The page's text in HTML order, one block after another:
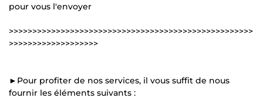
pour vous l'envoyer
>>>>>>>>>>>>>>>>>>>>>>>>>>>>>>>>>>>>>>>>>>>>>>>>>>>>
>>>>>>>>>>>>>>>>>>>
►Pour profiter de nos services, il vous suffit de nous
fournir les éléments suivants :